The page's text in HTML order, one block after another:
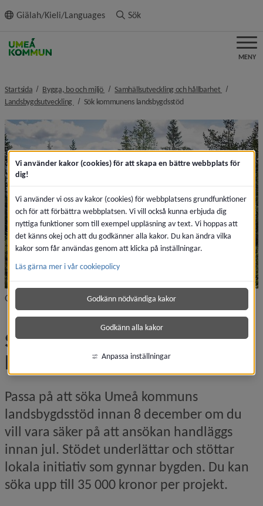
innehållet
Giälah/Kieli/Languages Sök
MENY
Startsida Bygga, bo och miljö nivå i brödsmulenavigeringen
Samhällsutveckling och hållbarhet nivå i
Landsbygdsutveckling nivå i brödsmulenavigeringen
Sök kommunens landsbygdsstödnivå i
Grillstuga i Botsmark. Foto: Nathalie Hjalmarson
Sök kommunens
landsbygdsstöd
Passa på att söka Umeå kommuns
landsbygdsstöd innan 8 december om du
vill vara säker på att ansökan handläggs
innan jul. Stödet underlättar och stöttar
lokala initiativ som gynnar bygden. Du kan
söka upp till 35 000 kronor per projekt.
Vi använder kakor (cookies) för att skapa en bättre webbplats för
dig!
Vi använder vi oss av kakor (cookies) för webbplatsens grundfunktioner
och för att förbättra webbplatsen. Vi vill också kunna erbjuda dig
nyttiga funktioner som till exempel uppläsning av text. Vi hoppas att
det känns okej och att du godkänner alla kakor. Du kan ändra vilka
kakor som får användas genom att klicka på inställningar.
Läs gärna mer i vår cookiepolicy
Godkänn nödvändiga kakor
Godkänn alla kakor
Anpassa inställningar